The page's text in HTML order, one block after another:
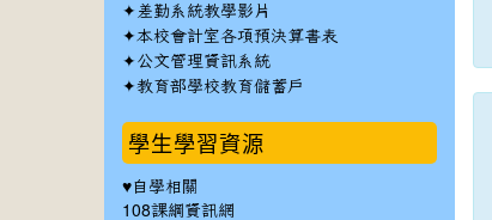
✦ 差勤系統教學影片
✦本校會計室各項預決算書表
✦公文管理資訊系統
✦教育部學校教育儲蓄戶
學生學習資源
♥自學相關
108課綱資訊網